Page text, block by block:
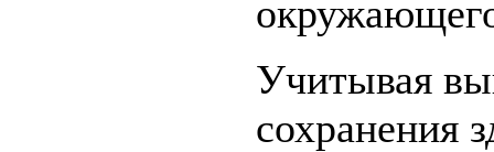
Учитывая
сохранения